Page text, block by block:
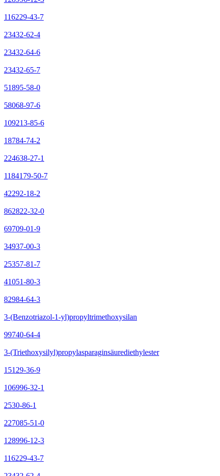
116229-43-7
23432-62-4
23432-64-6
23432-65-7
51895-58-0
58068-97-6
109213-85-6
18784-74-2
224638-27-1
1184179-50-7
42292-18-2
862822-32-0
69709-01-9
34937-00-3
25357-81-7
41051-80-3
82984-64-3
3-(Benzotriazol-1-yl)propyltrimethoxysilan
99740-64-4
3-(Triethoxysilyl)propylasparaginsäurediethylester
15129-36-9
106996-32-1
2530-86-1
227085-51-0
128996-12-3
116229-43-7